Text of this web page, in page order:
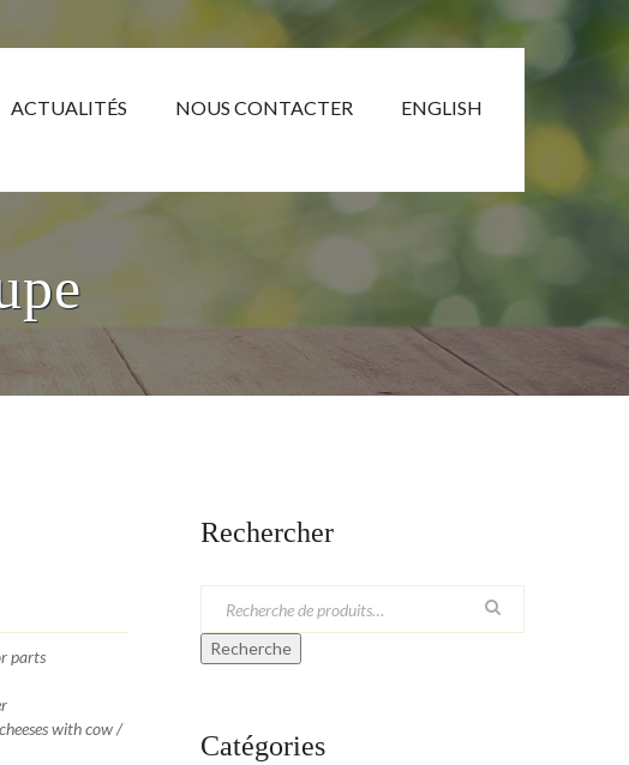
ACTUALITÉS NOUS CONTACTER ENGLISH
parts
with cow /
Rechercher
Recherche
Catégories